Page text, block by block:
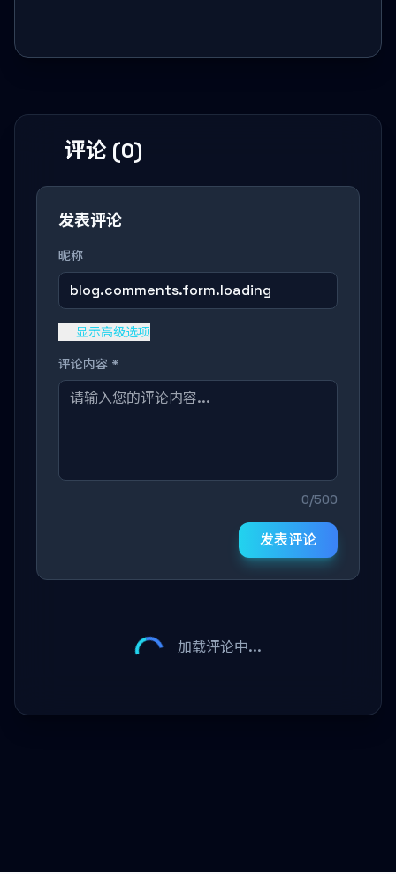
评论 (0)
发表评论
昵称
blog.comments.form.loading
显示高级选项
评论内容 *
0/500
发表评论
加载评论中...